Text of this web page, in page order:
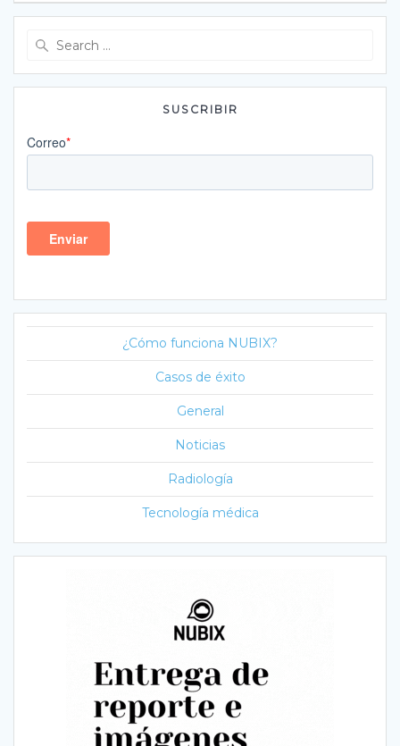
SUSCRIBIR
¿Cómo funciona NUBIX?
Casos de éxito
General
Noticias
Radiología
Tecnología médica